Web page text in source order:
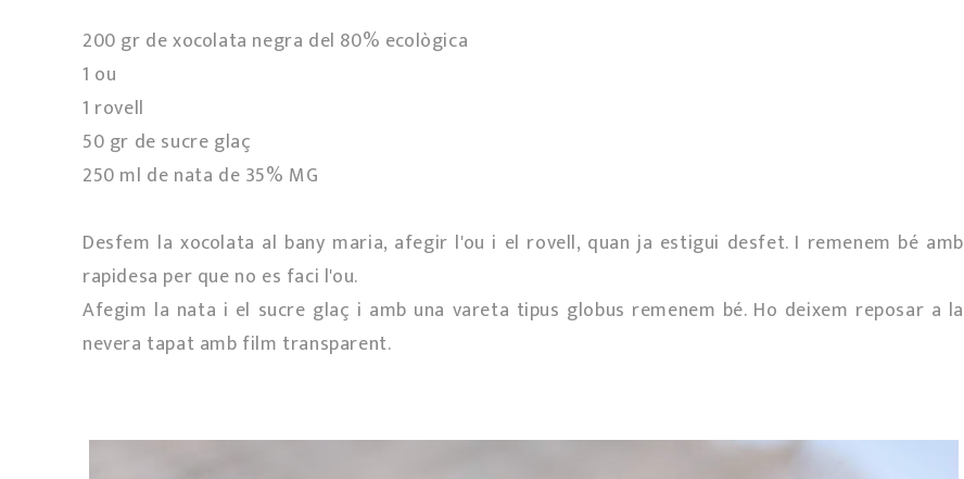
200 gr de xocolata negra del 80% ecològica
1 ou
1 rovell
50 gr de sucre glaç
250 ml de nata de 35% MG
Desfem la xocolata al bany maria, afegir l'ou i el rovell, quan ja estigui desfet. I remenem bé amb
rapidesa per que no es faci l'ou.
Afegim la nata i el sucre glaç i amb una vareta tipus globus remenem bé. Ho deixem reposar a la
nevera tapat amb film transparent.